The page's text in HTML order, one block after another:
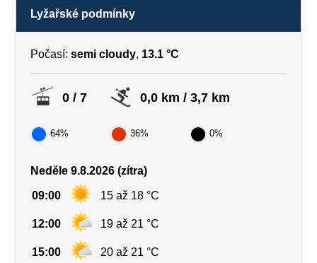
Lyžařské podmínky
Počasí: semi cloudy, 13.1 °C
0 / 7 0,0 km / 3,7 km
64% 36% 0%
Neděle 9.8.2026 (zítra)
09:00 15 až 18 °C
12:00 19 až 21 °C
15:00 20 až 21 °C